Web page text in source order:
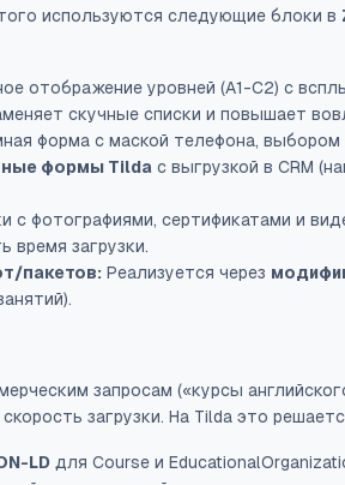
используются следующие блоки в
отображение уровней (A1-C2) с
скучные списки и повышает
форма с маской телефона, выбором
формы Tilda с выгрузкой в CRM
с фотографиями, сертификатами и
время загрузки.
пакетов: Реализуется через
запросам («курсы
загрузки. На Tilda это
LD для Course и